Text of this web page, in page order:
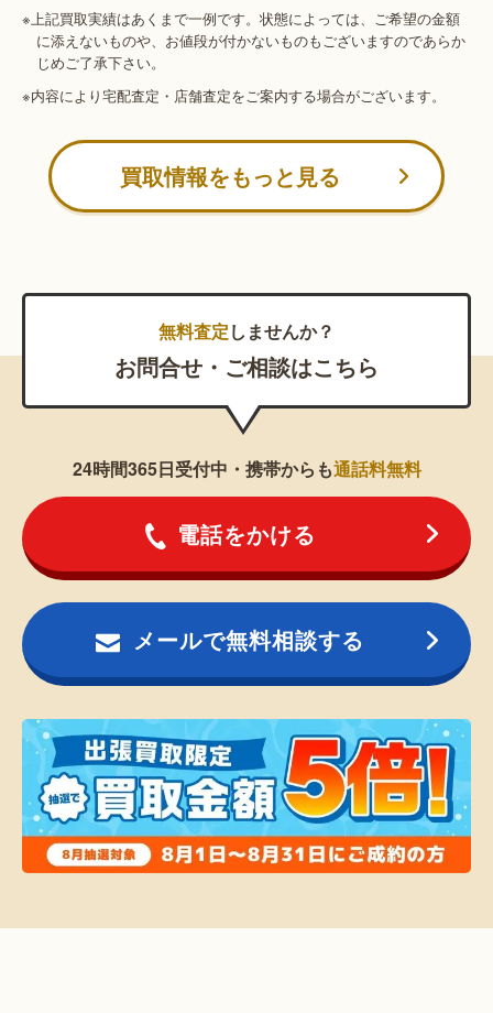
※上記買取実績はあくまで一例です。状態によっては、ご希望の金額
に添えないものや、お値段が付かないものもございますのであらか
じめご了承下さい。
※内容により宅配査定・店舗査定をご案内する場合がございます。
買取情報をもっと見る
無料査定しませんか？
お問合せ・ご相談はこちら
24時間365日受付中・携帯からも通話料無料
電話をかける
メールで無料相談する